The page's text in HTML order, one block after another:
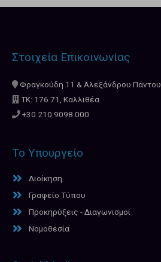
Στοιχεία Επικοινωνίας
Φραγκούδη 11 & Αλεξάνδρου Πάντου
ΤΚ: 176 71, Καλλιθέα
+30 210.9098.000
Το Υπουργείο
Διοίκηση
Γραφείο Τύπου
Προκηρύξεις - Διαγωνισμοί
Νομοθεσία